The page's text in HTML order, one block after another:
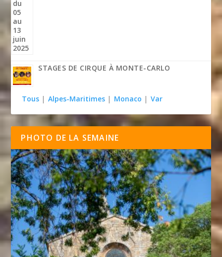
STAGES DE CIRQUE À MONTE-CARLO
Tous | Alpes-Maritimes | Monaco | Var
PHOTO DE LA SEMAINE